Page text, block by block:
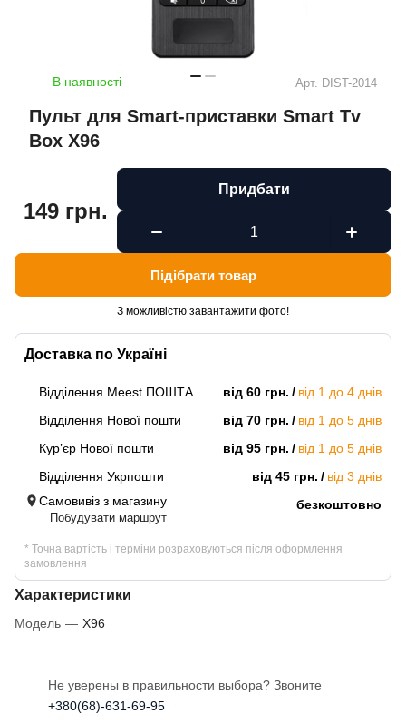
В наявності Арт. DIST-2014
Пульт для Smart-приставки Smart Tv
Box X96
Доставка по Україні
Відділення Meest ПОШТА від 60 грн.
від 1 до 4 днів
Відділення Нової пошти
від 70 грн.
від 1 до 5 днів
Кур’єр Нової пошти
від 95 грн.
від 1 до 5 днів
Відділення Укрпошти
від 45 грн.
від 3 днів
Самовивіз з магазину
Побудувати маршрут
безкоштовно
* Точна вартість і терміни розраховуються після оформлення
замовлення
Характеристики
Модель — X96
149 грн.
Придбати
Підібрати товар
З можливістю завантажити фото!
Не уверены в правильности выбора? Звоните
+380(68)-631-69-95